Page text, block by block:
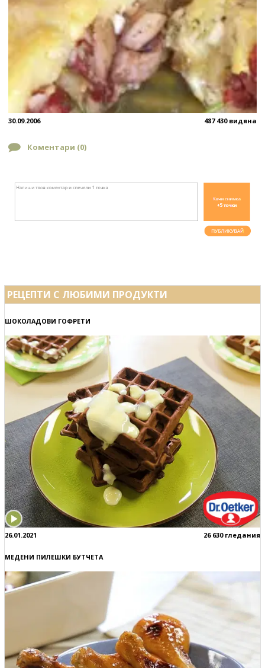
30.09.2006 487 430 видяна
Коментари (0)
РЕЦЕПТИ С ЛЮБИМИ ПРОДУКТИ
ШОКОЛАДОВИ ГОФРЕТИ
26.01.2021 26 630 гледания
МЕДЕНИ ПИЛЕШКИ БУТЧЕТА